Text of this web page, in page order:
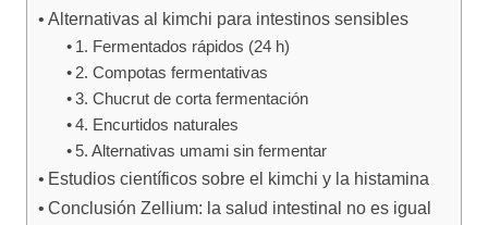
Alternativas al kimchi para intestinos sensibles
1. Fermentados rápidos (24 h)
2. Compotas fermentativas
3. Chucrut de corta fermentación
4. Encurtidos naturales
5. Alternativas umami sin fermentar
Estudios científicos sobre el kimchi y la histamina
Conclusión Zellium: la salud intestinal no es igual